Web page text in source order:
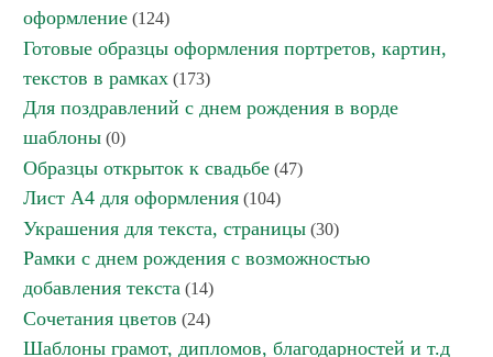
оформление (124)
Готовые образцы оформления портретов, картин,
текстов в рамках (173)
Для поздравлений с днем рождения в ворде
шаблоны (0)
Образцы открыток к свадьбе (47)
Лист А4 для оформления (104)
Украшения для текста, страницы (30)
Рамки с днем рождения с возможностью
добавления текста (14)
Сочетания цветов (24)
Шаблоны грамот, дипломов, благодарностей и т.д